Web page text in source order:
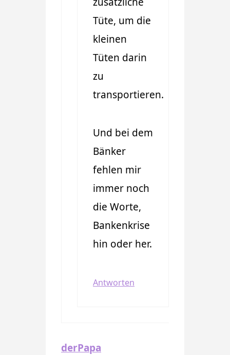
Tüte, um die
kleinen
Tüten darin
zu
transportieren.
Und bei dem
Bänker
fehlen mir
immer noch
die Worte,
Bankenkrise
hin oder her.
Antworten
derPapa